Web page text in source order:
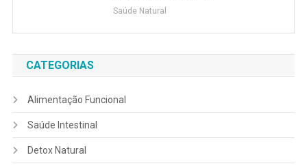
Saúde Natural
CATEGORIAS
Alimentação Funcional
Saúde Intestinal
Detox Natural